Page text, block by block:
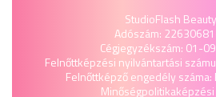
StudioFlash
Adószám:
Cégjegyzékszám: 01-
Felnőttképzési nyilvántartási
Felnőttképző engedély
Minőségpolitika